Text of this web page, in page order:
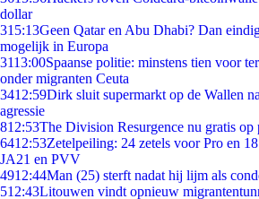
dollar
315:13Geen Qatar en Abu Dhabi? Dan
mogelijk in Europa
3113:00Spaanse politie: minstens tien voor
onder migranten Ceuta
3412:59Dirk sluit supermarkt op de Wallen
agressie
812:53The Division Resurgence nu gratis op
6412:53Zetelpeiling: 24 zetels voor Pro en
JA21 en PVV
4912:44Man (25) sterft nadat hij lijm als
512:43Litouwen vindt opnieuw